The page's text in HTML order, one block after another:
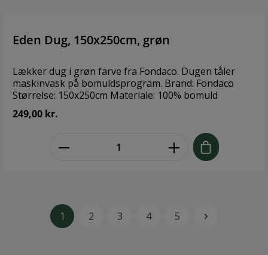
Eden Dug, 150x250cm, grøn
Lækker dug i grøn farve fra Fondaco. Dugen tåler
maskinvask på bomuldsprogram. Brand: Fondaco
Størrelse: 150x250cm Materiale: 100% bomuld
249,00 kr.
1 2 3 4 5